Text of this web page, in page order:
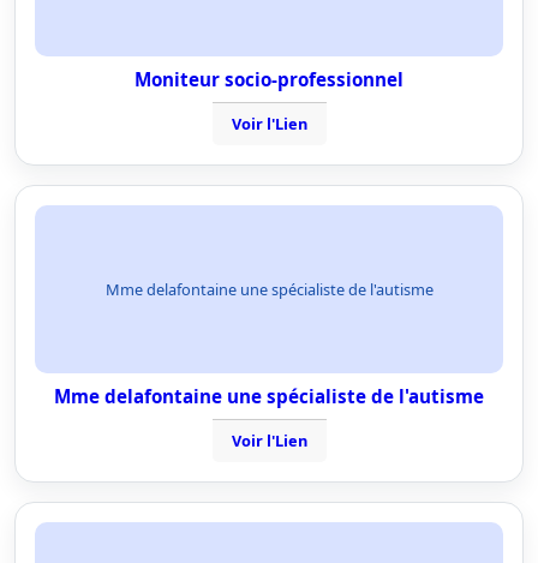
Moniteur socio-professionnel
Voir l'Lien
Mme delafontaine une spécialiste de l'autisme
Mme delafontaine une spécialiste de l'autisme
Voir l'Lien